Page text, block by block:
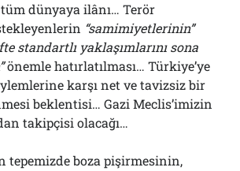
dünyaya ilânı… Terör
“samimiyetlerinin”
standartlı yaklaşımlarını sona
önemle hatırlatılması… Türkiye’ye
karşı net ve tavizsiz bir
beklentisi… Gazi Meclis’imizin
takipçisi olacağı…
tepemizde boza pişirmesinin,